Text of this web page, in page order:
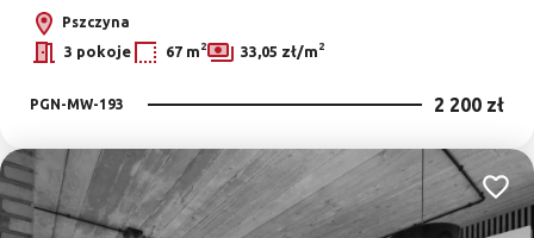
Pszczyna
3 pokoje 67 m2 33,05 zł/m2
PGN-MW-193 2 200 zł